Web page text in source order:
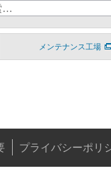
メンテナンス工場
プライバシーポリ